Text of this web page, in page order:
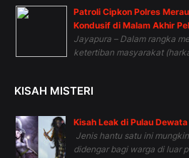
Patroli Cipkon Polres
Kondusif di Malam Akhir
Jayapura – Dalam rangka
ketertiban masyarakat
KISAH MISTERI
Kisah Leak di Pulau Dewata
Jenis hantu satu ini
didengar bagi warga di luar